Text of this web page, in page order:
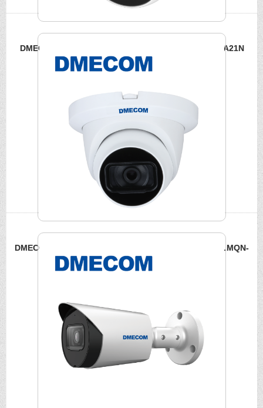
DMECOM 200萬HDCVI 紅外線半球型攝影機 DME-ETAA21N
DMECOM 500萬聲音紅外線半球型攝影機 DME-EA500TLMQN-
A